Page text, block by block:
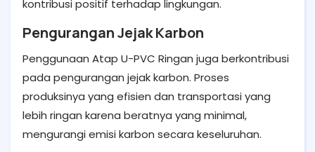
kontribusi positif terhadap lingkungan.
Pengurangan Jejak Karbon
Penggunaan Atap U-PVC Ringan juga berkontribusi
pada pengurangan jejak karbon. Proses
produksinya yang efisien dan transportasi yang
lebih ringan karena beratnya yang minimal,
mengurangi emisi karbon secara keseluruhan.